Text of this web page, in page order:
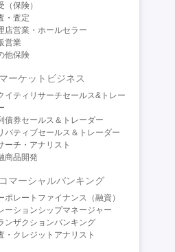
（保険）
・査定
店営業・ホールセラー
営業
他保険
マーケットビジネス
イティリサーチセールス&トレー
債券セールス＆トレーダー
バティブセールス＆トレーダー
ーチ・アナリスト
商品開発
コマーシャルバンキング
ポレートファイナンス（融資）
ーションシップマネージャー
ンザクションバンキング
・クレジットアナリスト